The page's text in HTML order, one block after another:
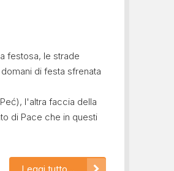
festosa, le strade
di festa sfrenata
l'altra faccia della
di Pace che in questi